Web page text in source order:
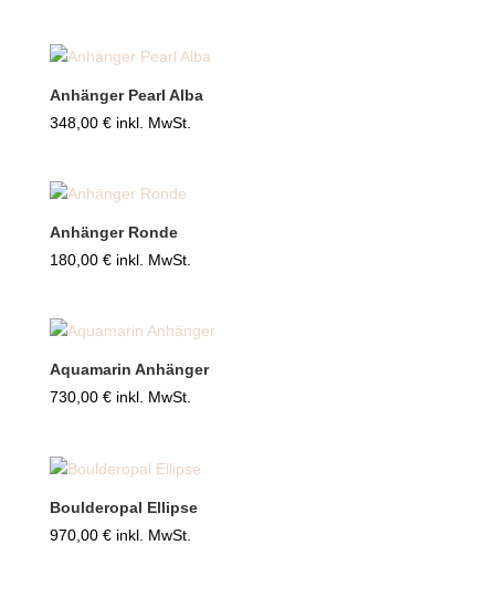
1990,00 €
Anhänger Pearl Alba
348,00 € inkl. MwSt.
Anhänger Ronde
180,00 € inkl. MwSt.
Aquamarin Anhänger
730,00 € inkl. MwSt.
Boulderopal Ellipse
970,00 € inkl. MwSt.